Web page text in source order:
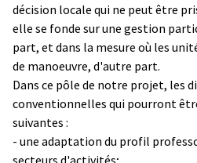
décision locale qui ne peut être
elle se fonde sur une gestion
part, et dans la mesure où les
de manoeuvre, d'autre part.
Dans ce pôle de notre projet, les
conventionnelles qui pourront
suivantes :
- une adaptation du profil
secteurs d'activités;